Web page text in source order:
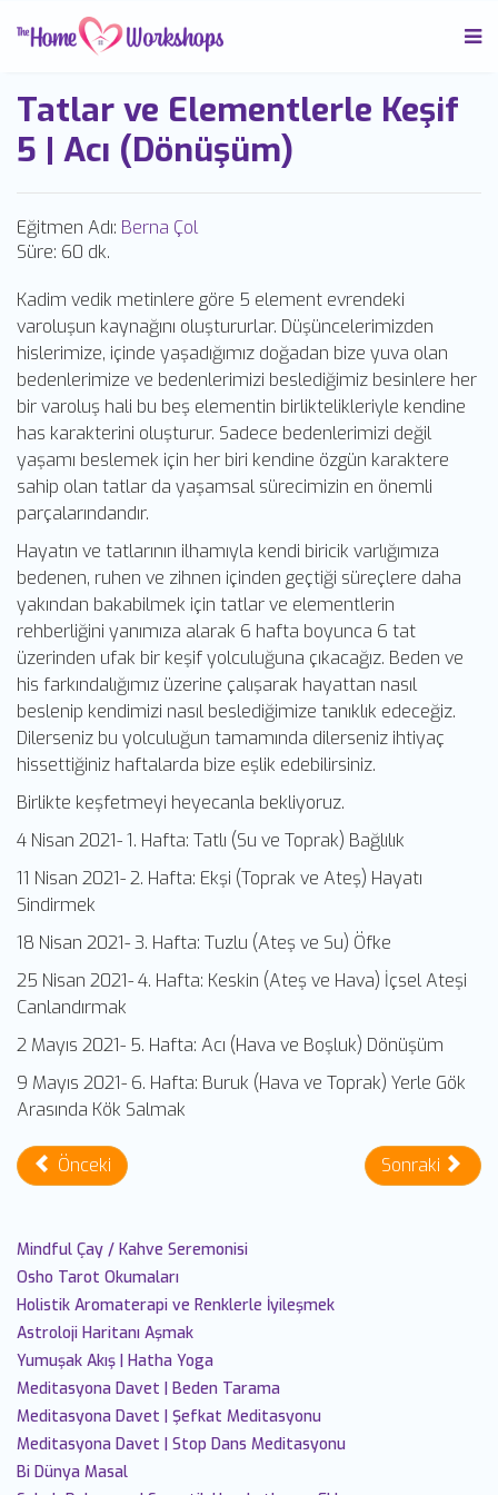
Tatlar ve Elementlerle Keşif
5 | Acı (Dönüşüm)
Eğitmen Adı: Berna Çol
Süre: 60 dk.
Kadim vedik metinlere göre 5 element evrendeki
varoluşun kaynağını oluştururlar. Düşüncelerimizden
hislerimize, içinde yaşadığımız doğadan bize yuva olan
bedenlerimize ve bedenlerimizi beslediğimiz besinlere her
bir varoluş hali bu beş elementin birliktelikleriyle kendine
has karakterini oluşturur. Sadece bedenlerimizi değil
yaşamı beslemek için her biri kendine özgün karaktere
sahip olan tatlar da yaşamsal sürecimizin en önemli
parçalarındandır.
Hayatın ve tatlarının ilhamıyla kendi biricik varlığımıza
bedenen, ruhen ve zihnen içinden geçtiği süreçlere daha
yakından bakabilmek için tatlar ve elementlerin
rehberliğini yanımıza alarak 6 hafta boyunca 6 tat
üzerinden ufak bir keşif yolculuğuna çıkacağız. Beden ve
his farkındalığımız üzerine çalışarak hayattan nasıl
beslenip kendimizi nasıl beslediğimize tanıklık edeceğiz.
Dilerseniz bu yolculuğun tamamında dilerseniz ihtiyaç
hissettiğiniz haftalarda bize eşlik edebilirsiniz.
Birlikte keşfetmeyi heyecanla bekliyoruz.
4 Nisan 2021- 1. Hafta: Tatlı (Su ve Toprak) Bağlılık
11 Nisan 2021- 2. Hafta: Ekşi (Toprak ve Ateş) Hayatı
Sindirmek
18 Nisan 2021- 3. Hafta: Tuzlu (Ateş ve Su) Öfke
25 Nisan 2021- 4. Hafta: Keskin (Ateş ve Hava) İçsel Ateşi
Canlandırmak
2 Mayıs 2021- 5. Hafta: Acı (Hava ve Boşluk) Dönüşüm
9 Mayıs 2021- 6. Hafta: Buruk (Hava ve Toprak) Yerle Gök
Arasında Kök Salmak
Önceki Sonraki
Mindful Çay / Kahve Seremonisi
Osho Tarot Okumaları
Holistik Aromaterapi ve Renklerle İyileşmek
Astroloji Haritanı Aşmak
Yumuşak Akış | Hatha Yoga
Meditasyona Davet | Beden Tarama
Meditasyona Davet | Şefkat Meditasyonu
Meditasyona Davet | Stop Dans Meditasyonu
Bi Dünya Masal